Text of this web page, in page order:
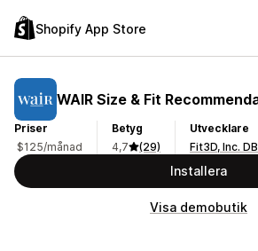
Shopify App Store
WAIR Size & Fit
Priser
$125/månad
Betyg
4,7
(29)
Utvecklare
Fit3D, Inc.
Installera
Visa demobutik